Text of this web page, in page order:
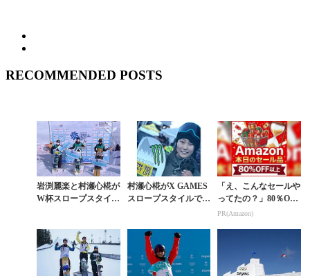
RECOMMENDED POSTS
岩渕麗楽と村瀬心椛が
W杯スロープスタイル
村瀬心椛がX GAMES
スロープスタイルで銅
「え、こんなセールや
ってたの？」80％OFF
以上が続々登場！Am
PR(Amazon)